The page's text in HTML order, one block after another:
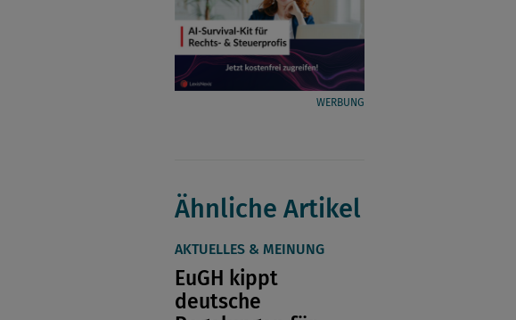
WERBUNG
Ähnliche Artikel
AKTUELLES & MEINUNG
EuGH kippt
deutsche